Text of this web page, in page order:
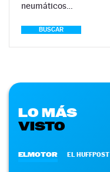
neumáticos…
BUSCAR
LO MÁS
VISTO
ELMOTOR EL HUFFPOST